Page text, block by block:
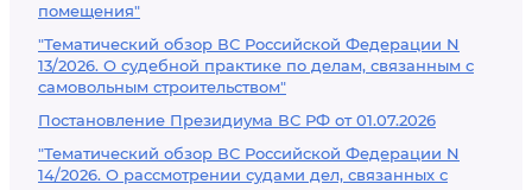
помещения"
"Тематический обзор ВС Российской Федерации N
13/2026. О судебной практике по делам, связанным с
самовольным строительством"
Постановление Президиума ВС РФ от 01.07.2026
"Тематический обзор ВС Российской Федерации N
14/2026. О рассмотрении судами дел, связанных с